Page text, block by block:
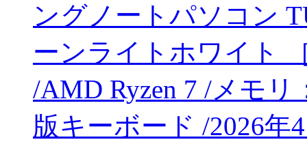
ングノートパソコン
ーンライトホワイト
/AMD Ryzen 7 /メモリ
版キーボード /2026年